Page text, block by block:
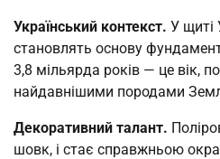
Український контекст. У щиті
становлять основу
3,8 мільярда років — це вік,
найдавнішими породами
Декоративний талант.
шовк, і стає справжньою